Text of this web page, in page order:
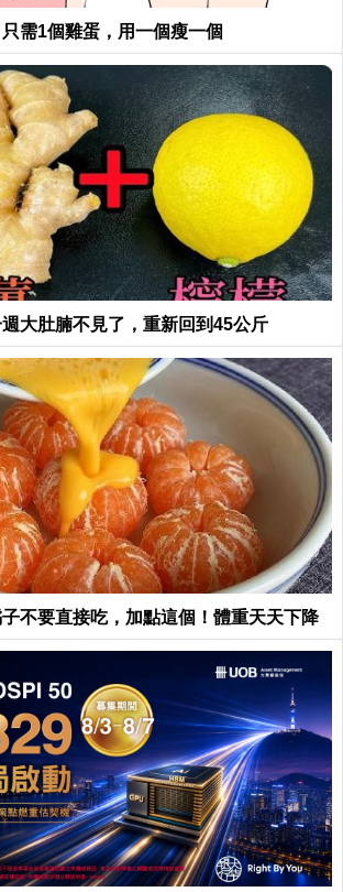
需1個雞蛋，用一個瘦一個
大肚腩不見了，重新回到45公斤
不要直接吃，加點這個！體重天天下降